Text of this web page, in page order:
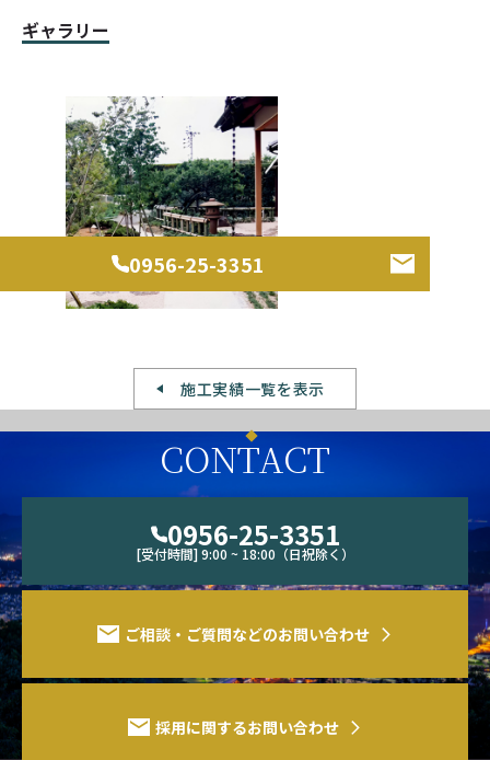
0956-25-3351
ギャラリー
施工実績一覧を表示
CONTACT
0956-25-3351
[受付時間] 9:00 ~ 18:00（日祝除く）
ご相談・ご質問などのお問い合わせ
採用に関するお問い合わせ